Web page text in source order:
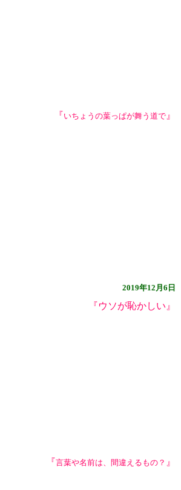
『いちょうの葉っぱが舞う道で 』
2019年12月6日
『ウソが恥かしい』
『言葉や名前は、間違えるもの？ 』